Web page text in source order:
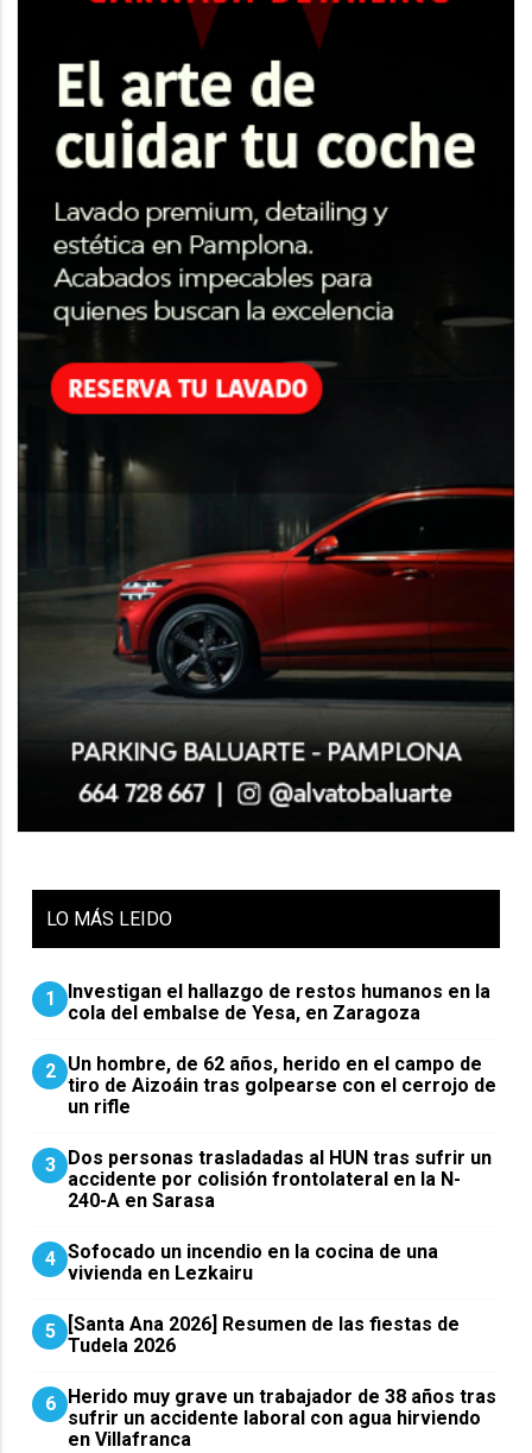
LO MÁS LEIDO
1
Investigan el hallazgo de restos humanos en la
cola del embalse de Yesa, en Zaragoza
2 Un hombre, de 62 años, herido en el campo de
tiro de Aizoáin tras golpearse con el cerrojo de
un rifle
3
​Dos personas trasladadas al HUN tras sufrir un
accidente por colisión frontolateral en la N-
240-A en Sarasa
4 Sofocado un incendio en la cocina de una
vivienda en Lezkairu
5
[Santa Ana 2026] Resumen de las fiestas de
Tudela 2026
6
Herido muy grave un trabajador de 38 años tras
sufrir un accidente laboral con agua hirviendo
en Villafranca